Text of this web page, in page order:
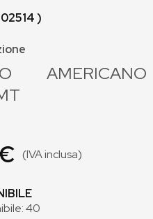
)
(IVA inclusa)
40